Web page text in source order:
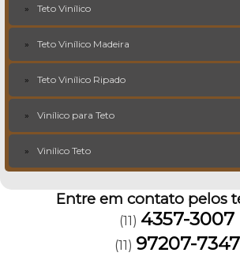
Teto Vinílico
Teto Vinílico Madeira
Teto Vinílico Ripado
Vinílico para Teto
Vinílico Teto
Entre em contato pelos
(11) 4357-3007
(11) 97207-7347